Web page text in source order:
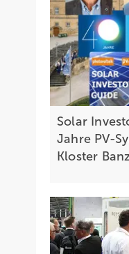
Solar
Jahre PV-
Kloster